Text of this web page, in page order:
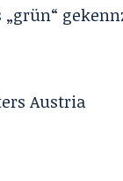
Austria